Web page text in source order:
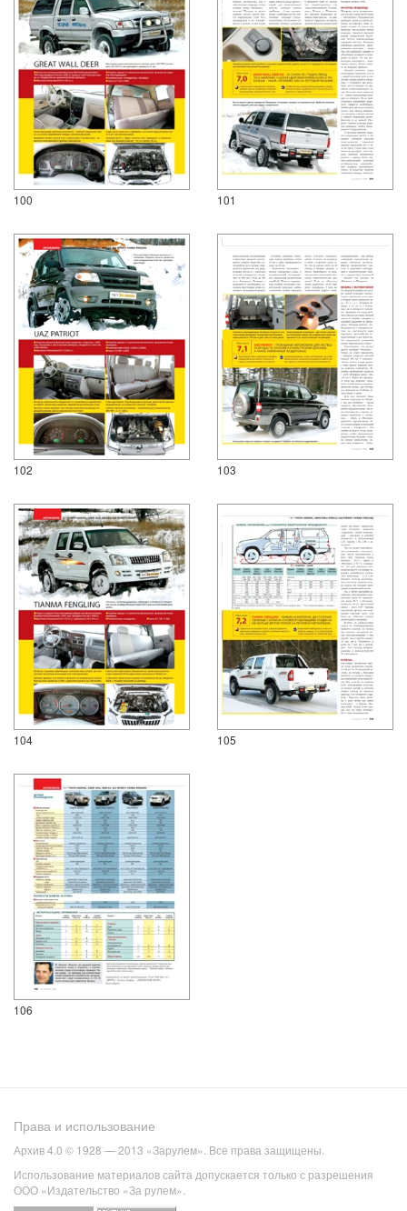
100 101
102 103
104 105
106
Права и использование
Архив 4.0 © 1928 — 2013 «Зарулем». Все права защищены.
Использование материалов сайта допускается только с разрешения
ООО «Издательство «За рулем».